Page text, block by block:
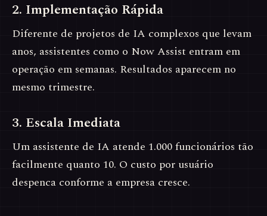
2. Implementação Rápida
Diferente de projetos de IA complexos que levam
anos, assistentes como o Now Assist entram em
operação em semanas. Resultados aparecem no
mesmo trimestre.
3. Escala Imediata
Um assistente de IA atende 1.000 funcionários tão
facilmente quanto 10. O custo por usuário
despenca conforme a empresa cresce.